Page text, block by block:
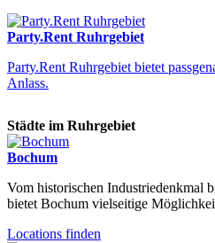
Party.Rent Ruhrgebiet
Party.Rent Ruhrgebiet bietet
Anlass.
Städte im Ruhrgebiet
Bochum
Vom historischen Industriedenkmal
bietet Bochum vielseitige
Locations finden